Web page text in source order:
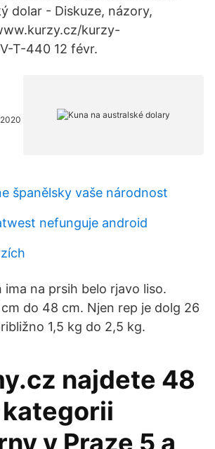
dolar - Diskuze, názory,
kurzy-
T-440 12 févr.
španělsky vaše národnost
nefunguje android
ima na prsih belo rjavo liso.
do 48 cm. Njen rep je dolg 26
1,5 kg do 2,5 kg.
najdete 48
v Praze 5 a